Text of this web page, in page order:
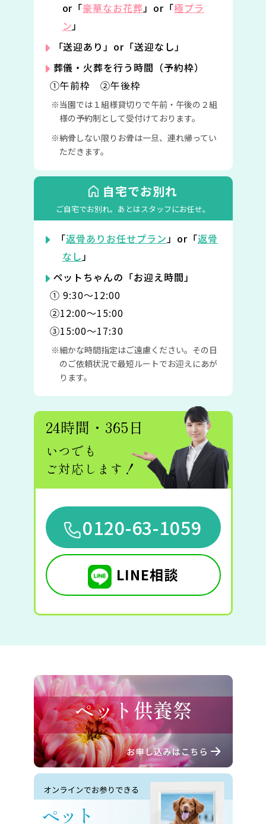
or「豪華なお花葬」or「極プラ
ン」
「送迎あり」or「送迎なし」
葬儀・火葬を行う時間（予約枠）
①午前枠 ②午後枠
当園では１組様貸切りで午前・午後の２組
様の予約制として受付けております。
納骨しない限りお骨は一旦、連れ帰ってい
ただきます。
自宅でお別れ
ご自宅でお別れ。 あとはスタッフにお任せ。
「返骨ありお任せプラン」or「返骨
なし」
ペットちゃんの「お迎え時間」
① 9:30〜12:00
②12:00〜15:00
③15:00〜17:30
細かな時間指定はご遠慮ください。その日
のご依頼状況で最短ルートでお迎えにあが
ります。
24時間・365日
いつでも
ご対応します！
0120-63-1059
LINE相談